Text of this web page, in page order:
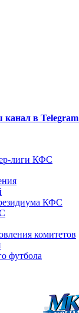
канал в Telegram
лиги КФС
КФС
комитетов
футбола